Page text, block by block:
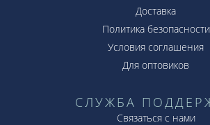
Доставка
Политика безопасности
Условия соглашения
Для оптовиков
СЛУЖБА
Связаться с нами